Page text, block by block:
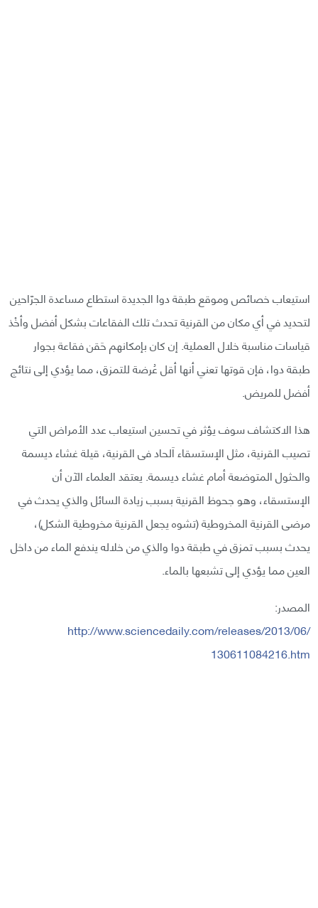
استيعاب خصائص وموقع طبقة دوا الجديدة استطاع مساعدة الجرّاحين
لتحديد في أي مكان من القرنية تحدث تلك الفقاعات بشكل أفضل وأخْذ
قياسات مناسبة خلال العملية. إن كان بإمكانهم حَقن فقاعة بجوار
طبقة دوا، فإن قوتها تعني أنها أقل عُرضة للتمزق، مما يؤدي إلى نتائج
أفضل للمريض.
هذا الاكتشاف سوف يؤثر في تحسين استيعاب عدد الأمراض التي
تصيب القرنية، مثل الإستسقاء اَلحاد فى القرنية، قيلة غشاء ديسمة
والحثول المتوضعة أمام غشاء ديسمة. يعتقد العلماء الآن أن
الإستسقاء، وهو جحوظ القرنية بسبب زيادة السائل والذي يحدث في
مرضى القرنية المخروطية (تشوه يجعل القرنية مخروطية الشكل)،
يحدث بسبب تمزق في طبقة دوا والذي من خلاله يندفع الماء من داخل
العين مما يؤدي إلى تشبعها بالماء.
المصدر:
http://www.sciencedaily.com/releases/2013/06/
130611084216.htm